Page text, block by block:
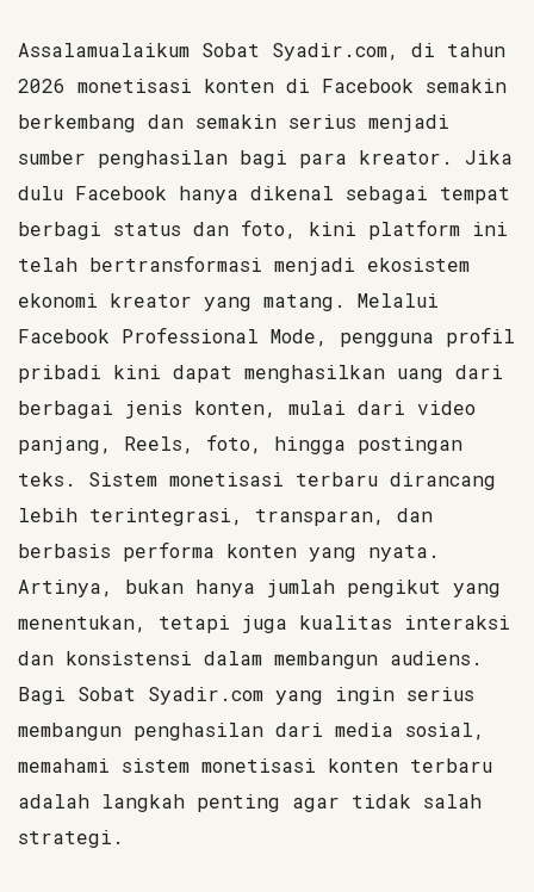
Assalamualaikum Sobat Syadir.com, di tahun
2026 monetisasi konten di Facebook semakin
berkembang dan semakin serius menjadi
sumber penghasilan bagi para kreator. Jika
dulu Facebook hanya dikenal sebagai tempat
berbagi status dan foto, kini platform ini
telah bertransformasi menjadi ekosistem
ekonomi kreator yang matang. Melalui
Facebook Professional Mode, pengguna profil
pribadi kini dapat menghasilkan uang dari
berbagai jenis konten, mulai dari video
panjang, Reels, foto, hingga postingan
teks. Sistem monetisasi terbaru dirancang
lebih terintegrasi, transparan, dan
berbasis performa konten yang nyata.
Artinya, bukan hanya jumlah pengikut yang
menentukan, tetapi juga kualitas interaksi
dan konsistensi dalam membangun audiens.
Bagi Sobat Syadir.com yang ingin serius
membangun penghasilan dari media sosial,
memahami sistem monetisasi konten terbaru
adalah langkah penting agar tidak salah
strategi.